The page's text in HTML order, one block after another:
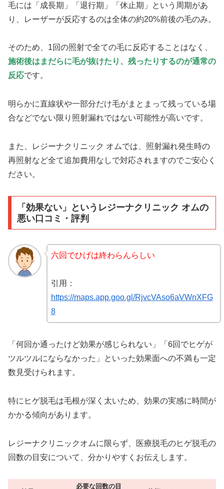
毛には「成長期」「退行期」「休止期」という周期があ
り、レーザーが反応するのは全体の約20%前後の毛のみ。
そのため、1回の照射で全ての毛に反応することはなく、
施術後はまだらに毛が抜けたり、残ったりするのが通常の
反応です。
明らかに直線状や一部分だけ毛がまとまって残っている場
合などでない限り照射漏れではない可能性が高いです。
また、レジーナクリニック オムでは、照射漏れ発生時の
再照射など全て追加費用なしで対応されますのでご安心く
ださい。
「効果ない」というレジーナクリニック オムの
悪い口コミ・評判
六回でひげは終わらんらしい
引用：
https://maps.app.goo.gl/RjvcVAso6aVWnXFG
8
「何回か通ったけど効果が感じられない」「6回でヒゲが
ツルツルにならなかった」といった効果面への不満も一定
数見受けられます。
特にヒゲ脱毛は毛根が深く太いため、効果の実感に時間が
かかる傾向があります。
レジーナクリニックオムに限らず、医療脱毛のヒゲ脱毛の
回数の目安について、分かりやすくお伝えします。
必要な回数の目